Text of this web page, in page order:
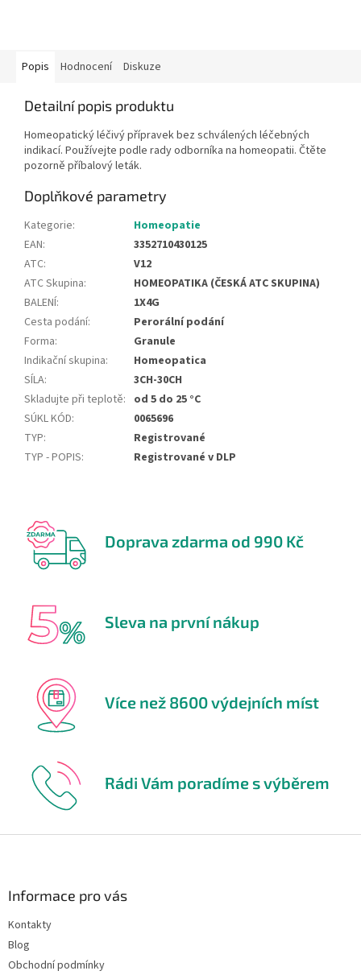
Popis Hodnocení Diskuze
Detailní popis produktu
Homeopatický léčivý přípravek bez schválených léčebných
indikací. Používejte podle rady odborníka na homeopatii. Čtěte
pozorně příbalový leták.
Doplňkové parametry
Kategorie:
Homeopatie
EAN:
3352710430125
ATC:
V12
ATC Skupina:
HOMEOPATIKA (ČESKÁ ATC SKUPINA)
BALENÍ:
1X4G
Cesta podání:
Perorální podání
Forma:
Granule
Indikační skupina:
Homeopatica
SÍLA:
3CH-30CH
Skladujte při teplotě: od 5 do 25 °C
SÚKL KÓD:
0065696
TYP:
Registrované
TYP - POPIS: Registrované v DLP
Doprava zdarma od 990 Kč
Sleva na první nákup
Více než 8600 výdejních míst
Rádi Vám poradíme s výběrem
Informace pro vás
Kontakty
Blog
Obchodní podmínky